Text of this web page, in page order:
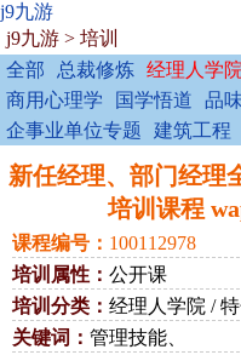
j9九游
j9九游 > 培训
全部
总裁修炼 经理人学院
商用心理学
国学悟道 品
企事业单位专题
建筑工程
新任经理、部门经理
培训课程
课程编号： 100112978
培训属性： 公开课
培训分类： 经理人学院 /
关键词： 管理技能、